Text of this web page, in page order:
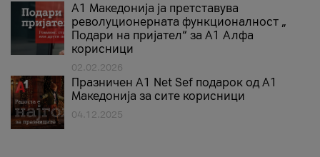
А1 Македонија ја претставува
револуционерната функционалност „
Подари на пријател“ за А1 Алфа
корисници
02.02.2026
Празничен A1 Net Sеf подарок од А1
Македонија за сите корисници
04.12.2025